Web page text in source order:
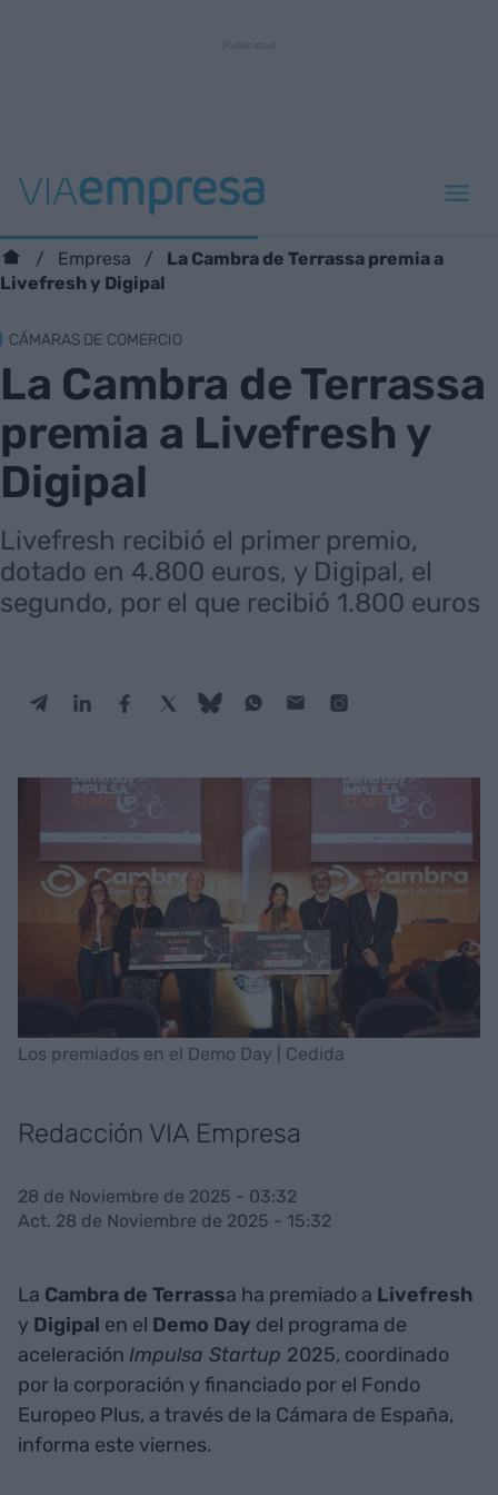
Empresa
La Cambra de Terrassa premia a
Livefresh y Digipal
CÁMARAS DE COMERCIO
La Cambra de Terrassa
premia a Livefresh y
Digipal
Livefresh recibió el primer premio,
dotado en 4.800 euros, y Digipal, el
segundo, por el que recibió 1.800 euros
Los premiados en el Demo Day | Cedida
Redacción VIA Empresa
28 de Noviembre de 2025 - 03:32
Act. 28 de Noviembre de 2025 - 15:32
La Cambra de Terrassa ha premiado a Livefresh
y Digipal en el Demo Day del programa de
aceleración Impulsa Startup 2025, coordinado
por la corporación y financiado por el Fondo
Europeo Plus, a través de la Cámara de España,
informa este viernes.